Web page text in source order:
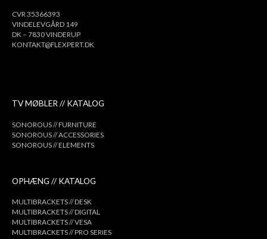
CVR 35366393
VINDELEVGÅRD 149
DK – 7830 VINDERUP
KONTAKT@FLEXPERT.DK
TV MØBLER // KATALOG
SONOROUS // FURNITURE
SONOROUS // ACCESSORIES
SONOROUS // ELEMENTS
OPHÆNG // KATALOG
MULTIBRACKETS // DESK
MULTIBRACKETS // DIGITAL
MULTIBRACKETS // VESA
MULTIBRACKETS // PRO SERIES